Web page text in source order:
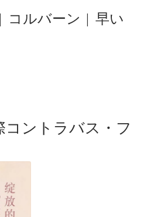
コルバーン 早い
コントラバス・フ